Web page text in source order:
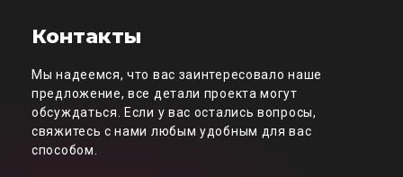
Контакты
Мы надеемся, что вас заинтересовало наше
предложение, все детали проекта могут
обсуждаться. Если у вас остались вопросы,
свяжитесь с нами любым удобным для вас
способом.